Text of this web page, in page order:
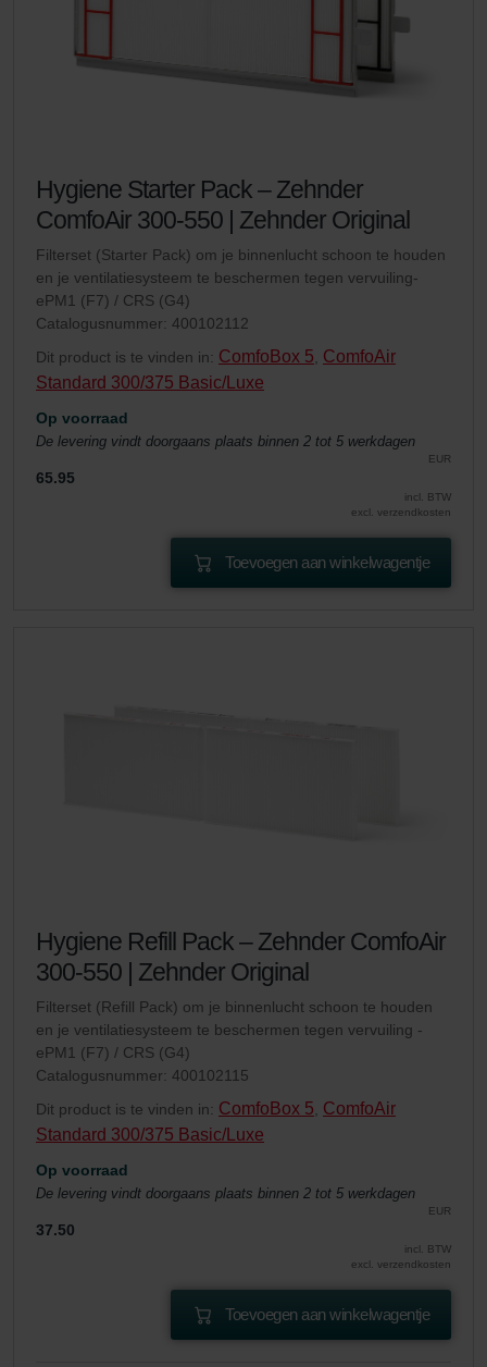
Hygiene Starter Pack – Zehnder
ComfoAir 300-550 | Zehnder Original
Filterset (Starter Pack) om je binnenlucht schoon te houden
en je ventilatiesysteem te beschermen tegen vervuiling-
ePM1 (F7) / CRS (G4)
Catalogusnummer: 400102112
Dit product is te vinden in: ComfoBox 5 ComfoAir
Standard 300/375 Basic/Luxe
Op voorraad
De levering vindt doorgaans plaats binnen 2 tot 5 werkdagen
EUR
65.95
incl. BTW
excl. verzendkosten
Toevoegen aan winkelwagentje
Hygiene Refill Pack – Zehnder ComfoAir
300-550 | Zehnder Original
Filterset (Refill Pack) om je binnenlucht schoon te houden
en je ventilatiesysteem te beschermen tegen vervuiling -
ePM1 (F7) / CRS (G4)
Catalogusnummer: 400102115
Dit product is te vinden in: ComfoBox 5, ComfoAir
Standard 300/375 Basic/Luxe
Op voorraad
De levering vindt doorgaans plaats binnen 2 tot 5 werkdagen
EUR
37.50
incl. BTW
excl. verzendkosten
Toevoegen aan winkelwagentje